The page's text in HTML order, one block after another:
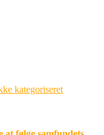
kategoriseret